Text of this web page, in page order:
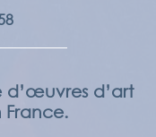
d’œuvres d’art
France.